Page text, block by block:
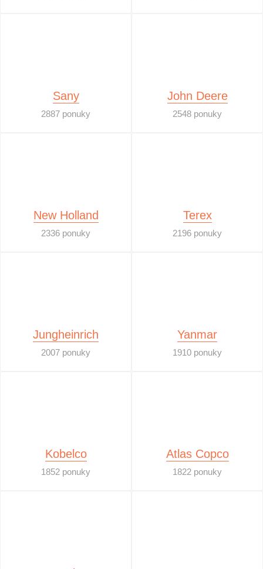
Sany
2887 ponuky
John Deere
2548 ponuky
New Holland
2336 ponuky
Terex
2196 ponuky
Jungheinrich
2007 ponuky
Yanmar
1910 ponuky
Kobelco
1852 ponuky
Atlas Copco
1822 ponuky